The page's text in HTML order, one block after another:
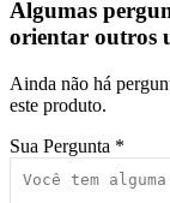
Algumas
orientar outros
Ainda não há
este produto.
Sua Pergunta *